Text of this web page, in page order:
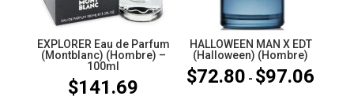
EXPLORER Eau de Parfum
(Montblanc) (Hombre) –
100ml
$141.69
HALLOWEEN MAN X EDT
(Halloween) (Hombre)
$72.80 - $97.06